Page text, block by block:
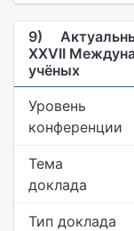
9)
XXVII
учёных
Уровень
конференции
Тема
доклада
Тип доклада